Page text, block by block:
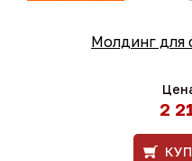
Молдинг для
2